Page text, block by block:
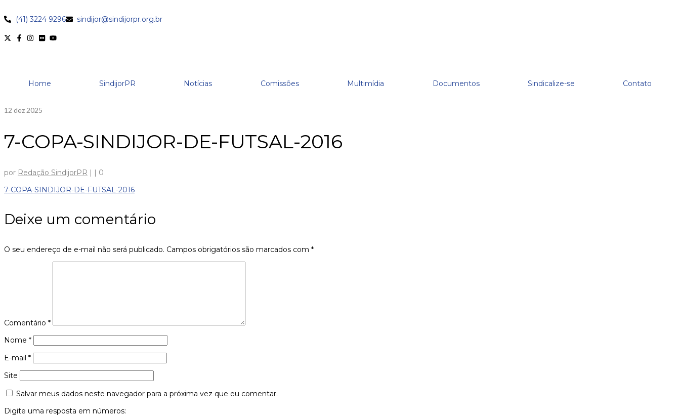
(41) 3224 9296 sindijor@sindijorpr.org.br
Home SindijorPR Notícias Comissões Multimídia Documentos Sindicalize-se Contato
12 dez 2025
7-COPA-SINDIJOR-DE-FUTSAL-2016
por Redação SindijorPR | | 0
7-COPA-SINDIJOR-DE-FUTSAL-2016
Deixe um comentário
O seu endereço de e-mail não será publicado. Campos obrigatórios são marcados com *
Comentário *
Nome *
E-mail *
Site
Salvar meus dados neste navegador para a próxima vez que eu comentar.
Digite uma resposta em números: